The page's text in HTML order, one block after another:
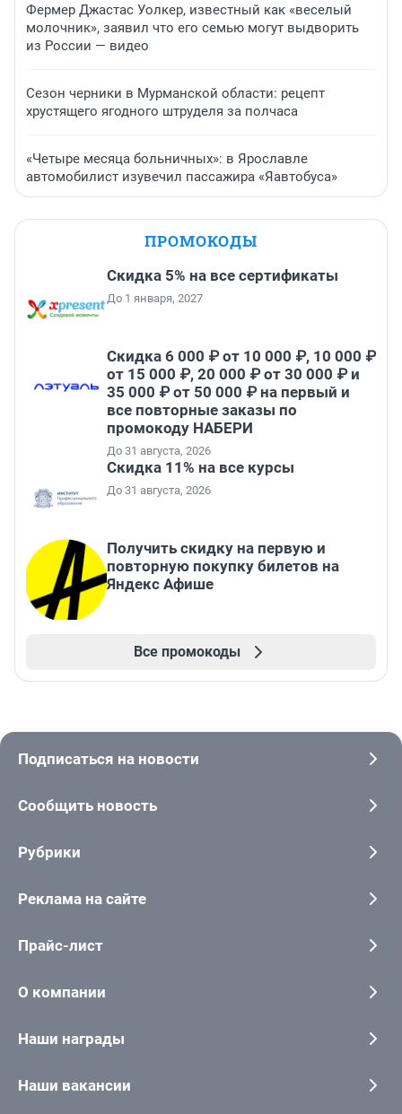
Фермер Джастас Уолкер, известный как «веселый
молочник», заявил что его семью могут выдворить
из России — видео
Сезон черники в Мурманской области: рецепт
хрустящего ягодного штруделя за полчаса
«Четыре месяца больничных»: в Ярославле
автомобилист изувечил пассажира «Яавтобуса»
ПРОМОКОДЫ
Скидка 5% на все сертификаты
До 1 января, 2027
Скидка 6 000 ₽ от 10 000 ₽, 10 000 ₽
от 15 000 ₽, 20 000 ₽ от 30 000 ₽ и
35 000 ₽ от 50 000 ₽ на первый и
все повторные заказы по
промокоду НАБЕРИ
До 31 августа, 2026
Скидка 11% на все курсы
До 31 августа, 2026
Получить скидку на первую и
повторную покупку билетов на
Яндекс Афише
Все промокоды
Подписаться на новости
Сообщить новость
Рубрики
Реклама на сайте
Прайс-лист
О компании
Наши награды
Наши вакансии